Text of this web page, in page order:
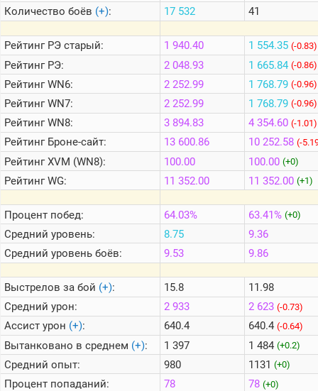
Информация
Онлайн
Цветовая
шкала
Теlegram
ВК
Портал
Мира
Танков
Количество боёв (+):
РейтингРЭ старый:
РейтингРЭ:
РейтингWN6:
РейтингWN7:
РейтингWN8:
РейтингБроне-сайт:
РейтингXVM (WN8):
РейтингWG:
Процент побед:
Средний уровень:
Средний уровень боёв:
Выстрелов за бой (+):
Средний урон:
Ассист урон (+):
Вытанковано в среднем (+):
Средний опыт:
Процент попаданий:
17 532
1 940.40
2 048.93
2 252.99
2 252.99
3 894.83
13 600.86
100.00
11 352.00
64.03%
8.75
9.53
15.8
2 933
640.4
1 397
980
78
41
1 554.35 (-0.83)
1 665.84 (-0.86)
1 768.79 (-0.96)
1 768.79 (-0.96)
4 354.60 (-1.01)
10 252.58 (-
100.00 (+0)
11 352.00 (+1)
63.41% (+0)
9.36
9.86
11.98
2 623 (-0.73)
640.4 (-0.64)
1 484 (+0.2)
1131 (+0)
78 (+0)